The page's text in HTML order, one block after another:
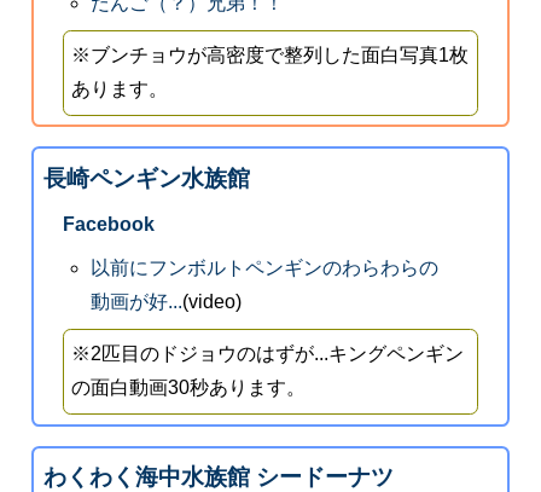
※ブンチョウが高密度で整列した面白写真1枚
あります。
長崎ペンギン水族館
Facebook
以前にフンボルトペンギンのわらわらの
動画が好...(video)
※2匹目のドジョウのはずが...キングペンギン
の面白動画30秒あります。
わくわく海中水族館 シードーナツ